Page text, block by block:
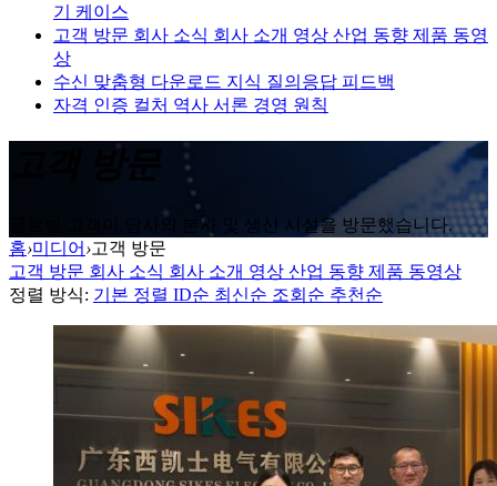
기 케이스
고객 방문 회사 소식 회사 소개 영상 산업 동향 제품 동영
상
수신 맞춤형 다운로드 지식 질의응답 피드백
자격 인증 컬처 역사 서론 경영 원칙
고객 방문
글로벌 고객이 당사의 본사 및 생산 시설을 방문했습니다.
홈›미디어 ›고객 방문
고객 방문 회사 소식 회사 소개 영상 산업 동향 제품 동영상
정렬 방식: 기본 정렬 ID순 최신순 조회순 추천순